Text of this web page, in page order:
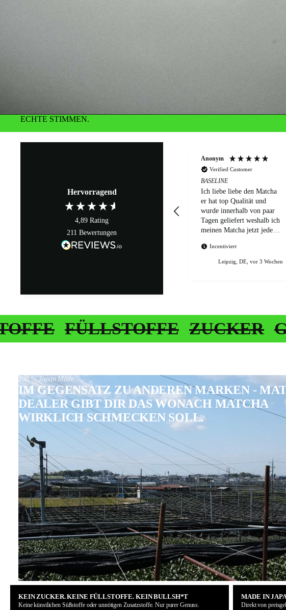
ECHTE STIMMEN.
Hervorragend
4,89 Rating
211 Bewertungen
Anonym
Verified Customer
BASELINE
Ich liebe liebe den Matcha
er hat top Qualität und
wurde innerhalb von paar
Tagen geliefert weshalb ich
meinen Matcha jetzt jeden
Incentiviert
Leipzig, DE, vor 3 Wochen
FÜLLSTOFFE ZUCKER GMO
100 % Japan Made
IM GEGENSATZ ZU ANDEREN MARKEN -
DEALER GIBT DIR DAS WONACH MATCHA
WIRKLICH SCHMECKEN SOLL.
KEIN ZUCKER. KEINE FÜLLSTOFFE. KEIN BULLSH*T
Keine künstlichen Süßstoffe oder unnötigen Zusatzstoffe. Nur purer Genuss.
MADE IN
Direkt von